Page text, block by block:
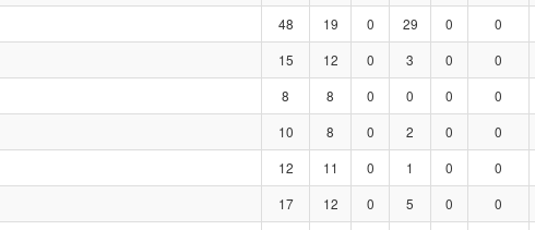
48 19 0 29 0 0
15 12 0 3 0 0
8 8 0 0 0 0
10 8 0 2 0 0
12 11 0 1 0 0
17 12 0 5 0 0